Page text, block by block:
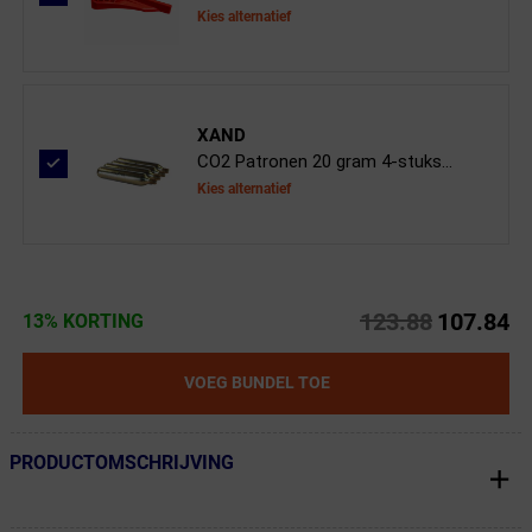
Kies alternatief
XAND
CO2 Patronen 20 gram 4-stuks...
Kies alternatief
13% KORTING 123.88 107.84
VOEG BUNDEL TOE
← Terug naar productnavigatie
PRODUCTOMSCHRIJVING